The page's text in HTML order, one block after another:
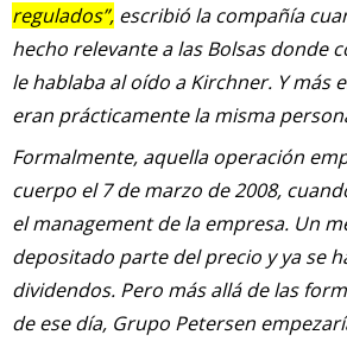
regulados”, escribió la compañía
hecho relevante a las Bolsas donde
le hablaba al oído a Kirchner. Y más
eran prácticamente la misma
Formalmente, aquella operación
cuerpo el 7 de marzo de 2008,
el management de la empresa. Un
depositado parte del precio y ya se
dividendos. Pero más allá de las
de ese día, Grupo Petersen